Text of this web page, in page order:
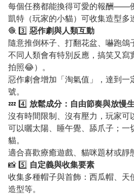
每個任務都能換得可愛的報酬——
凱特（玩家的小貓）可收集造型多
🧶 3️⃣ 惡作劇與人類互動
隨意推倒杯子、打翻花盆、嚇跑鴿
不同人類會有特別反應，搞笑又寫
拍照😂）。
惡作劇會增加「淘氣值」，達到一
號。
💤 4️⃣ 放鬆成分：自由節奏與放慢
沒有時間限制、沒有壓力，玩家可
可以曬太陽、睡午覺、舔爪子；一
貓。
適合喜歡療癒遊戲、貓咪題材或靜
📸 5️⃣ 自定義與收集要素
收集多種帽子與首飾：西瓜帽、天
造型等。